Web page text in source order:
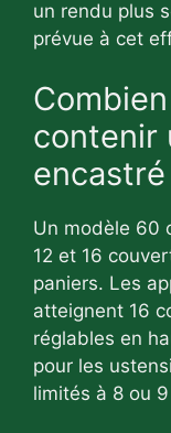
un rendu plus
prévue à cet
contenir
Un modèle 60
12 et 16
paniers. Les
atteignent 16
réglables en
pour les
limités à 8 ou